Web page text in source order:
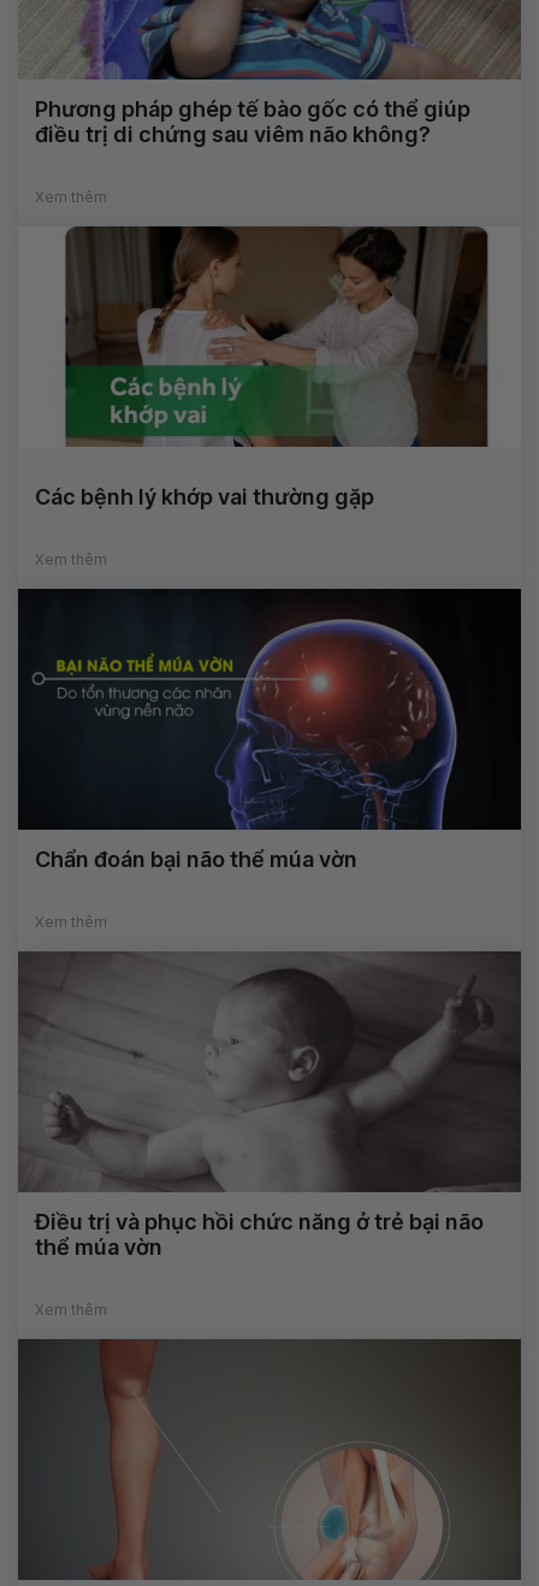
Phương pháp ghép tế bào gốc có thể giúp
điều trị di chứng sau viêm não không?
Xem thêm
Các bệnh lý khớp vai thường gặp
Xem thêm
Chẩn đoán bại não thể múa vờn
Xem thêm
Điều trị và phục hồi chức năng ở trẻ bại não
thể múa vờn
Xem thêm